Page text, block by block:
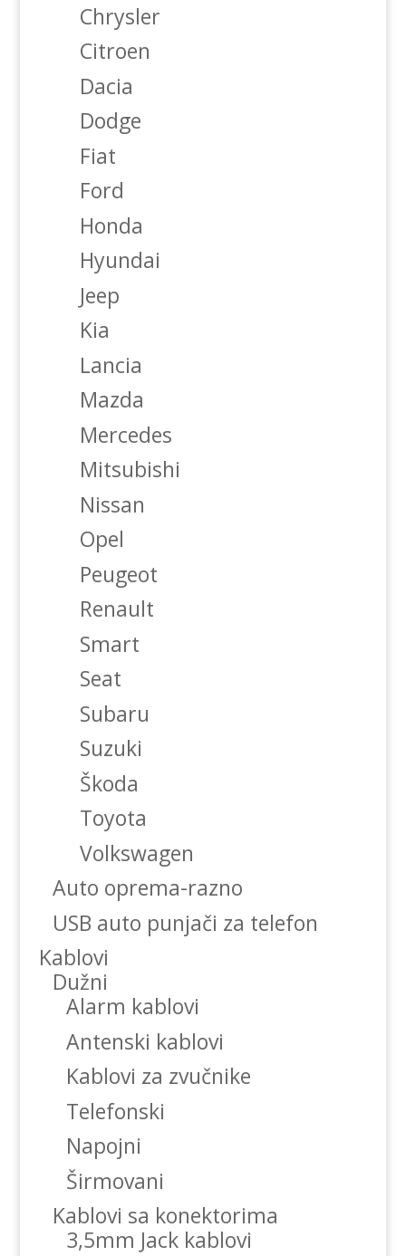
Chrysler
Citroen
Dacia
Dodge
Fiat
Ford
Honda
Hyundai
Jeep
Kia
Lancia
Mazda
Mercedes
Mitsubishi
Nissan
Opel
Peugeot
Renault
Smart
Seat
Subaru
Suzuki
Škoda
Toyota
Volkswagen
Auto oprema-razno
USB auto punjači za telefon
Kablovi
Dužni
Alarm kablovi
Antenski kablovi
Kablovi za zvučnike
Telefonski
Napojni
Širmovani
Kablovi sa konektorima
3,5mm Jack kablovi